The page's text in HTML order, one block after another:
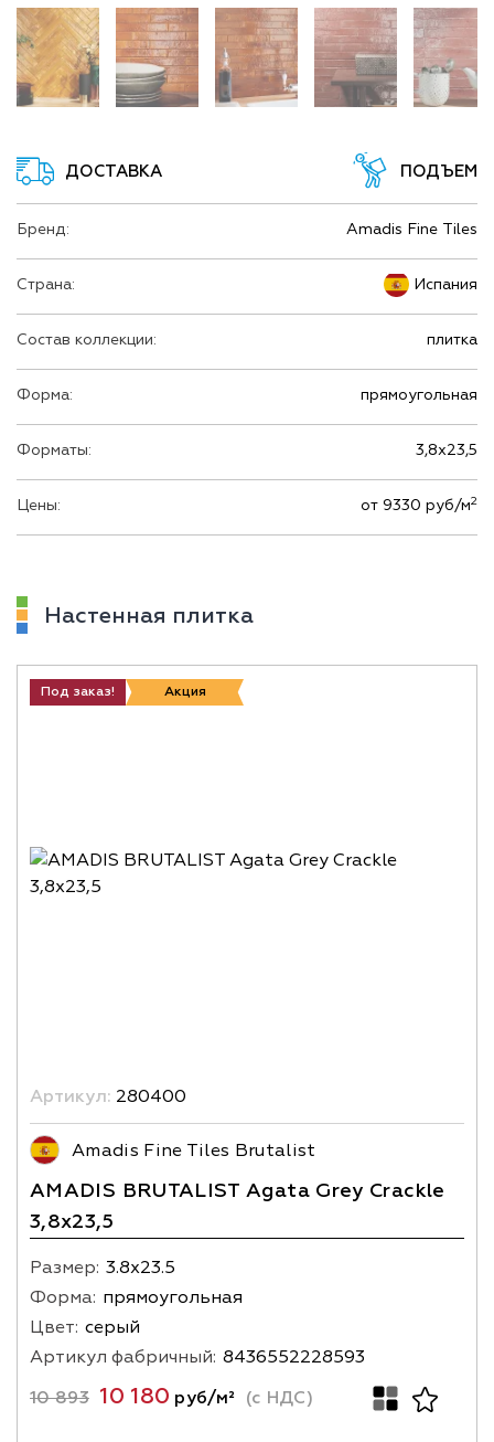
ДОСТАВКА ПОДЪЕМ
Бренд: Amadis Fine Tiles
Страна: Испания
Состав коллекции: плитка
Форма: прямоугольная
Форматы: 3,8х23,5
Цены: от 9330 руб/м2
Настенная плитка
Под заказ! Акция
Артикул: 280400
Amadis Fine Tiles Brutalist
AMADIS BRUTALIST Agata Grey Crackle
3,8х23,5
Размер: 3.8х23.5
Форма: прямоугольная
Цвет: серый
Артикул фабричный: 8436552228593
10 893 10 180 руб/м² (с НДС)